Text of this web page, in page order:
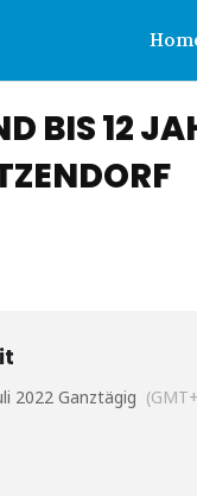
BIS 12
2022 Ganztägig